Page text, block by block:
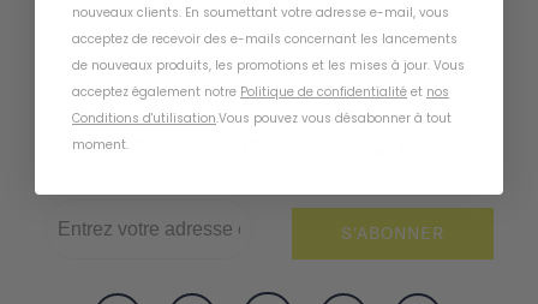
S'ABONNER
nouveaux clients. En soumettant votre adresse e-mail, vous
acceptez de recevoir des e-mails concernant les lancements
de nouveaux produits, les promotions et les mises à jour. Vous
acceptez également notre Politique de confidentialité et nos
Conditions d'utilisation.Vous pouvez vous désabonner à tout
moment.